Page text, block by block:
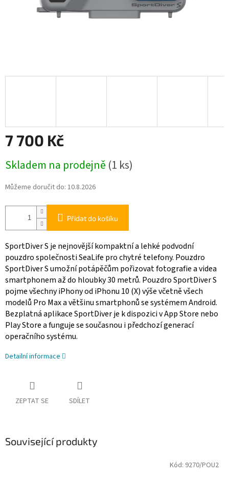
7 700 Kč
cena:
Skladem na prodejně (1 ks)
Můžeme doručit do: 10.8.2026
Přidat do košíku
SportDiver S je nejnovější kompaktní a lehké podvodní
pouzdro společnosti SeaLife pro chytré telefony. Pouzdro
SportDiver S umožní potápěčům pořizovat fotografie a videa
smartphonem až do hloubky 30 metrů. Pouzdro SportDiver S
pojme všechny iPhony od iPhonu 10 (X) výše včetně všech
modelů Pro Max a většinu smartphonů se systémem Android.
Bezplatná aplikace SportDiver je k dispozici v App Store nebo
Play Store a funguje se současnou i předchozí generací
operačního systému.
Detailní informace
ZEPTAT SE SDÍLET
Související produkty
Kód: 9270/POU2